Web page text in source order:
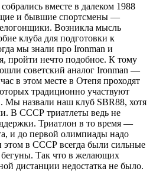
вместе в далеком 1988
и бывшие спортсмены —
Возникла мысль
клуба для подготовки к
мы знали про Ironman и
пройти нечто подобное. К тому
советский аналог Ironman —
в этом месте в Отепя проходят
традиционно участвуют
Мы назвали наш клуб SBR88, хотя
В СССР триатлеты ведь не
Триатлон в то время —
и до первой олимпиады надо
в СССР всегда были сильные
Так что в желающих
дистанции недостатка не было.